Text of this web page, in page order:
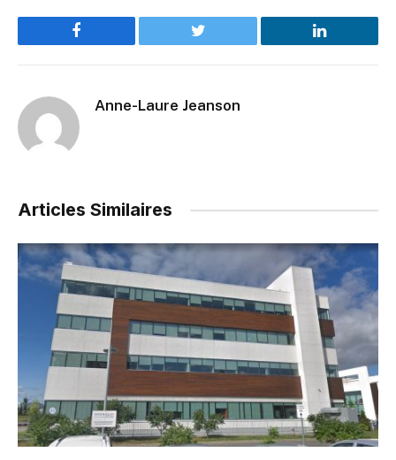
Facebook Twitter LinkedIn
Anne-Laure Jeanson
Articles Similaires